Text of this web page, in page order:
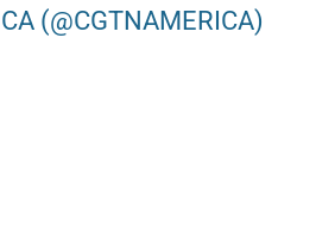
(@CGTNAMERICA)